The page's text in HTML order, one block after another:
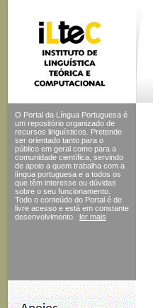
O Portal da Língua Portuguesa é
um repositório organizado de
recursos linguísticos. Pretende
ser orientado tanto para o
público em geral como para a
comunidade científica, servindo
de apoio a quem trabalha com a
língua portuguesa e a todos os
que têm interesse ou dúvidas
sobre o seu funcionamento.
Todo o conteúdo do Portal é de
livre acesso e está em constante
desenvolvimento.
ler mais